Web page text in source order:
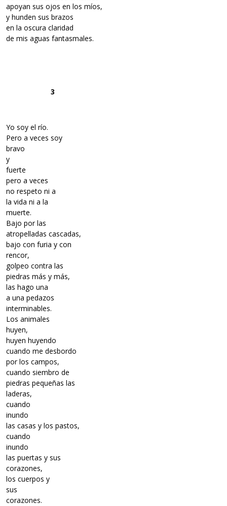
apoyan sus ojos en los míos,
y hunden sus brazos
en la oscura claridad
de mis aguas fantasmales.
3
Yo soy el río.
Pero a veces soy
bravo
y
fuerte
pero a veces
no respeto ni a
la vida ni a la
muerte.
Bajo por las
atropelladas cascadas,
bajo con furia y con
rencor,
golpeo contra las
piedras más y más,
las hago una
a una pedazos
interminables.
Los animales
huyen,
huyen huyendo
cuando me desbordo
por los campos,
cuando siembro de
piedras pequeñas las
laderas,
cuando
inundo
las casas y los pastos,
cuando
inundo
las puertas y sus
corazones,
los cuerpos y
sus
corazones.